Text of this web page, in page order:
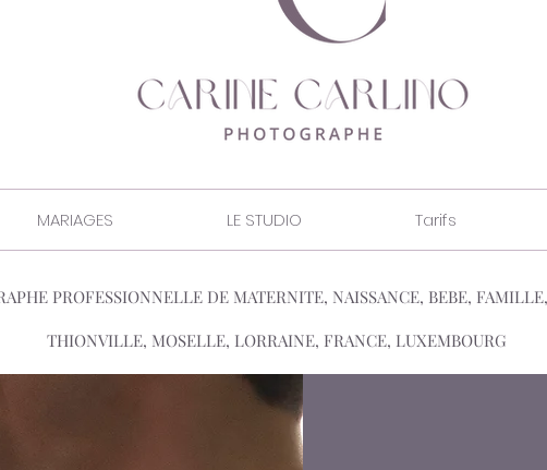
MARIAGES LE STUDIO Tarifs
PROFESSIONNELLE DE MATERNITE, NAISSANCE, BEBE,
THIONVILLE, MOSELLE, LORRAINE, FRANCE, LUXEMBOURG